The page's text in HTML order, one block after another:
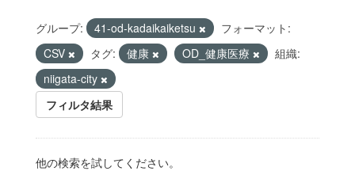
グループ: 41-od-kadaikaiketsu
フォーマット:
CSV
タグ: 健康 OD_健康医療
組織:
niigata-city
フィルタ結果
他の検索を試してください。